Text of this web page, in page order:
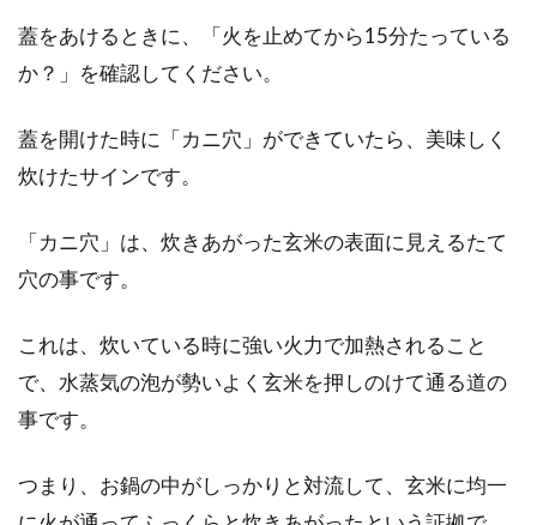
蓋をあけるときに、「火を止めてから15分たっている
か？」を確認してください。
蓋を開けた時に「カニ穴」ができていたら、美味しく
炊けたサインです。
「カニ穴」は、炊きあがった玄米の表面に見えるたて
穴の事です。
これは、炊いている時に強い火力で加熱されること
で、水蒸気の泡が勢いよく玄米を押しのけて通る道の
事です。
つまり、お鍋の中がしっかりと対流して、玄米に均一